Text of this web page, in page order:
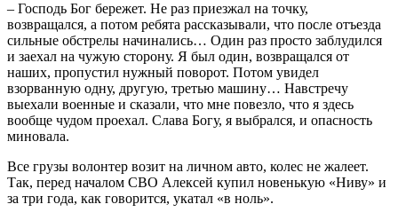
– Господь Бог бережет. Не раз приезжал на точку,
возвращался, а потом ребята рассказывали, что после отъезда
сильные обстрелы начинались… Один раз просто заблудился
и заехал на чужую сторону. Я был один, возвращался от
наших, пропустил нужный поворот. Потом увидел
взорванную одну, другую, третью машину… Навстречу
выехали военные и сказали, что мне повезло, что я здесь
вообще чудом проехал. Слава Богу, я выбрался, и опасность
миновала.
Все грузы волонтер возит на личном авто, колес не жалеет.
Так, перед началом СВО Алексей купил новенькую «Ниву» и
за три года, как говорится, укатал «в ноль».